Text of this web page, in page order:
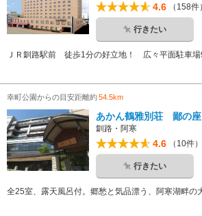
4.6 （158件）
行きたい
ＪＲ釧路駅前 徒歩1分の好立地！ 広々平面駐車場
幸町公園からの目安距離約54.5km
あかん鶴雅別荘 鄙の座
釧路・阿寒
4.6 （10件）
行きたい
全25室、露天風呂付。郷愁と気品漂う、阿寒湖畔の